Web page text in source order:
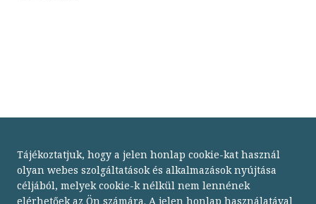
Tájékoztatjuk, hogy a jelen honlap cookie-kat használ
olyan webes szolgáltatások és alkalmazások nyújtása
céljából, melyek cookie-k nélkül nem lennének
elérhetőek az Ön számára. A jelen honlap használatával